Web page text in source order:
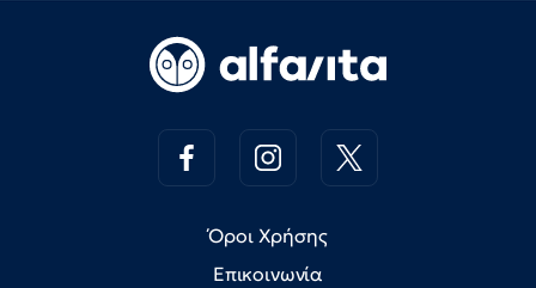
Όροι Χρήσης
Επικοινωνία